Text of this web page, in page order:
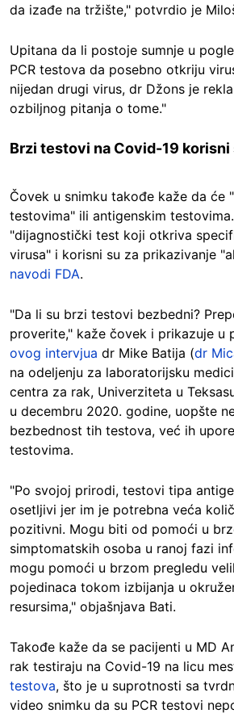
da izađe na tržište," potvrdio je
Upitana da li postoje sumnje u
PCR testova da posebno otkriju
nijedan drugi virus, dr Džons je
ozbiljnog pitanja o tome."
Brzi testovi na Covid-19 korisni
Čovek u snimku takođe kaže da će
testovima" ili antigenskim
"dijagnostički test koji otkriva
virusa" i korisni su za prikazivanje
navodi FDA.
"Da li su brzi testovi bezbedni?
proverite," kaže čovek i prikazuje u
ovog intervjua dr Mike Batija (dr
na odeljenju za laboratorijsku
centra za rak, Univerziteta u
u decembru 2020. godine, uopšte
bezbednost tih testova, već ih
testovima.
"Po svojoj prirodi, testovi tipa
osetljivi jer im je potrebna veća
pozitivni. Mogu biti od pomoći u
simptomatskih osoba u ranoj fazi
mogu pomoći u brzom pregledu
pojedinaca tokom izbijanja u
resursima," objašnjava Bati.
Takođe kaže da se pacijenti u MD
rak testiraju na Covid-19 na licu
testova, što je u suprotnosti sa
video snimku da su PCR testovi